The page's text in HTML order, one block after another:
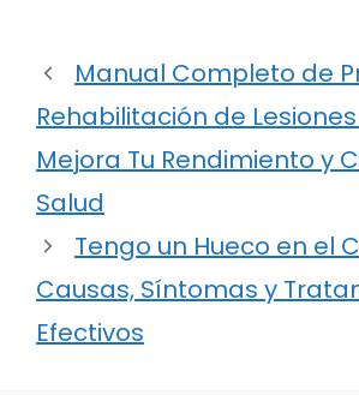
Manual Completo de
Rehabilitación de
Mejora Tu Rendimiento y
Salud
Tengo un Hueco en el
Causas, Síntomas y
Efectivos